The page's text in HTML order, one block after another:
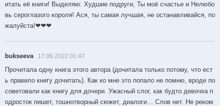
итать её книги! Выделяю: Худшие подруги, Ты моё счастье и Нелюбо
вь сероглазого короля! Ася, ты самая лучшая, не останавливайся, по
жалуйста!❤❤❤
bukseeva 17.06.2022 01:47
Прочитала одну книга этого автора (дочитала только потому, что ест
ь правило книгу дочитать). Как ко мне это попало не помню, вроде по
советовали как книгу для дочери. Ужасный слог, как будто девочка п
одросток пишет, тошнотворный сюжет, диалоги… Слов нет. Не реком